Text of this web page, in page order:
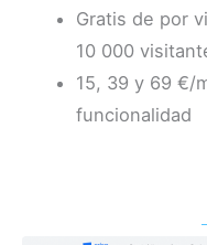
Gratis de por
10 000
15, 39 y 69 €/
funcionalidad